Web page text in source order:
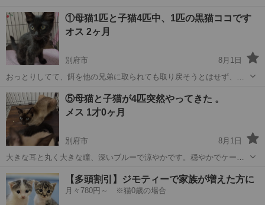
①母猫1匹と子猫4匹中、1匹の黒猫ココです
オス 2ヶ月
別府市
8月1日
おっとりしてて、餌を他の兄弟に取られても取り戻そうとはせず、小
くり食事。ネズミのおもちゃには大変強気でウーと威嚇する。所処長
い毛がチャームポイント。 エイズ、...
大分 別府市 猫
⑤母猫と子猫が4匹突然やってきた 。
メス 1才0ヶ月
別府市
8月1日
大きな耳と丸く大きな瞳、深いブルーで涼やかです。穏やかでケージ
シャーします。 現在、ケージから出て、1部屋で過ごしゆっくり仔猫
と居ます。 エイズ、白血病ともに陰...
大分 別府市 猫 ワクチン
【多頭割引】ジモティーで家族が増えた方に
月々780円～ ※猫0歳の場合